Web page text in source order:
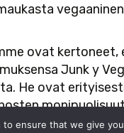
ovat kertoneet,
Junk y
He ovat
ja ystävällistä
to ensure that we give